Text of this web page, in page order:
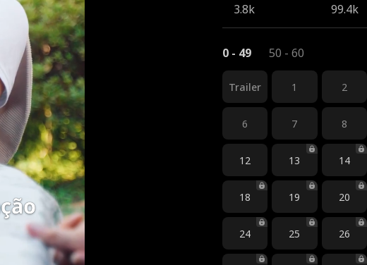
3.8k 99.4k
0 - 49 50 - 60
Trailer 1 2
6 7 8
12 13 14
18 19 20
24 25 26